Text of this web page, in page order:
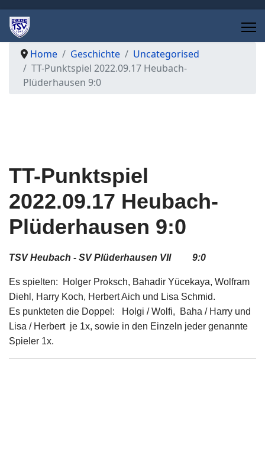
Home Geschichte
Uncategorised
TT-Punktspiel 2022.09.17 Heubach-
Plüderhausen 9:0
TT-Punktspiel
2022.09.17 Heubach-
Plüderhausen 9:0
TSV Heubach - SV Plüderhausen VII 9:0
Es spielten: Holger Proksch, Bahadir Yücekaya, Wolfram
Diehl, Harry Koch, Herbert Aich und Lisa Schmid.
Es punkteten die Doppel: Holgi / Wolfi, Baha / Harry und
Lisa / Herbert je 1x, sowie in den Einzeln jeder genannte
Spieler 1x.